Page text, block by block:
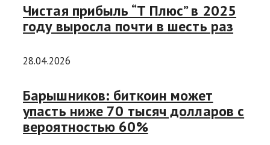
Чистая прибыль “Т Плюс” в 2025
году выросла почти в шесть раз
28.04.2026
Барышников: биткоин может
упасть ниже 70 тысяч долларов с
вероятностью 60%